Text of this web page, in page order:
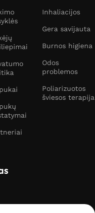
Inhaliacijos
Gera savijauta
Burnos higiena
Odos
problemos
Poliarizuotos
šviesos terapija